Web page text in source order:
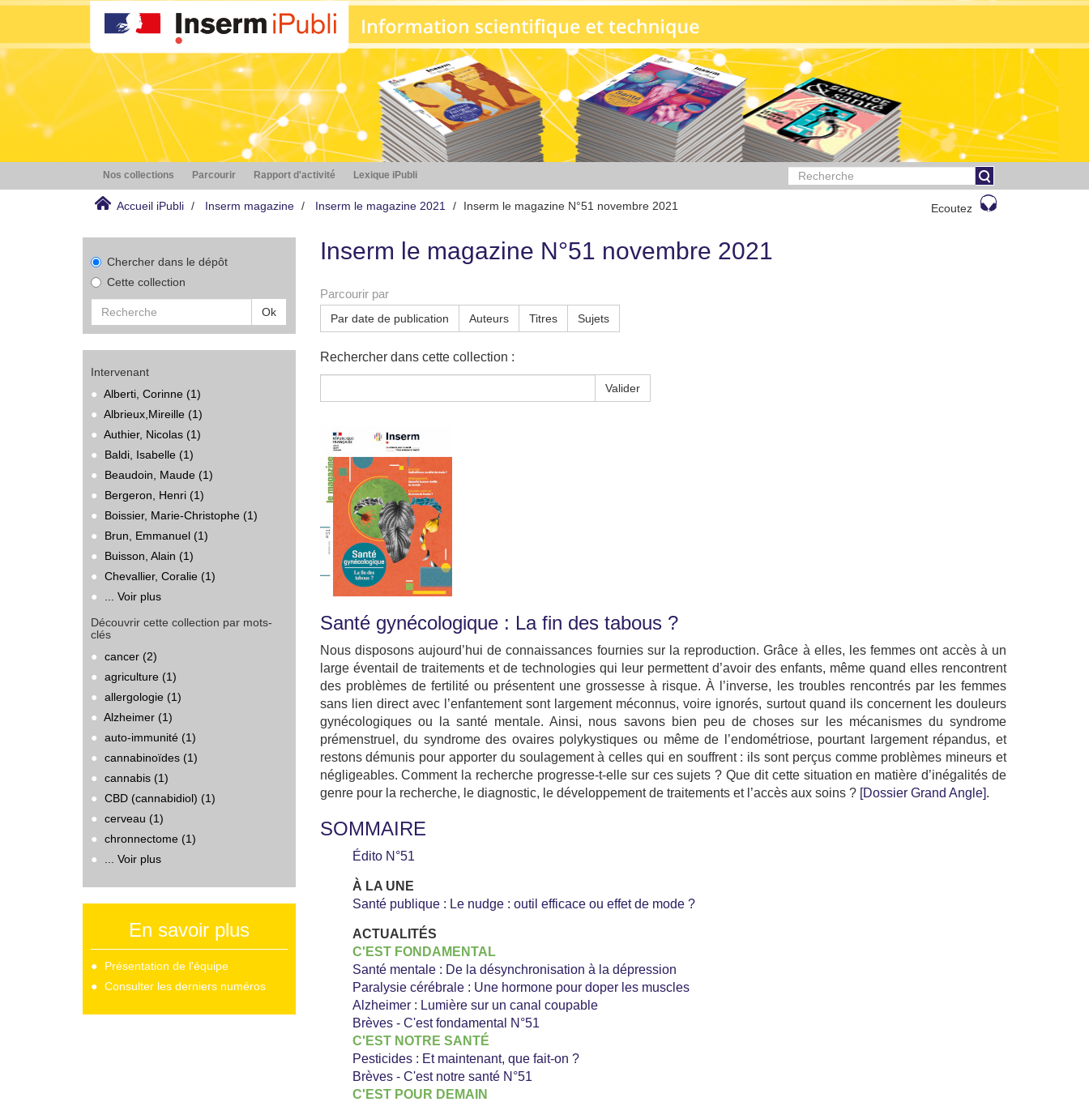
Nos collections Parcourir Rapport d'activité Lexique iPubli
Accueil iPubli Inserm magazine Inserm le magazine 2021 Inserm le magazine N°51 novembre 2021 Ecoutez
Chercher dans le dépôt
Cette collection
Ok
Intervenant
Alberti, Corinne (1)
Albrieux,Mireille (1)
Authier, Nicolas (1)
Baldi, Isabelle (1)
Beaudoin, Maude (1)
Bergeron, Henri (1)
Boissier, Marie-Christophe (1)
Brun, Emmanuel (1)
Buisson, Alain (1)
Chevallier, Coralie (1)
... Voir plus
Découvrir cette collection par mots-
clés
cancer (2)
agriculture (1)
allergologie (1)
Alzheimer (1)
auto-immunité (1)
cannabinoïdes (1)
cannabis (1)
CBD (cannabidiol) (1)
cerveau (1)
chronnectome (1)
... Voir plus
En savoir plus
Présentation de l'équipe
Consulter les derniers numéros
Inserm le magazine N°51 novembre 2021
Parcourir par
Par date de publication Auteurs Titres Sujets
Rechercher dans cette collection :
Valider
Santé gynécologique : La fin des tabous ?
Nous disposons aujourd’hui de connaissances fournies sur la reproduction. Grâce à elles, les femmes ont accès à un
large éventail de traitements et de technologies qui leur permettent d’avoir des enfants, même quand elles rencontrent
des problèmes de fertilité ou présentent une grossesse à risque. À l’inverse, les troubles rencontrés par les femmes
sans lien direct avec l’enfantement sont largement méconnus, voire ignorés, surtout quand ils concernent les douleurs
gynécologiques ou la santé mentale. Ainsi, nous savons bien peu de choses sur les mécanismes du syndrome
prémenstruel, du syndrome des ovaires polykystiques ou même de l’endométriose, pourtant largement répandus, et
restons démunis pour apporter du soulagement à celles qui en souffrent : ils sont perçus comme problèmes mineurs et
négligeables. Comment la recherche progresse-t-elle sur ces sujets ? Que dit cette situation en matière d’inégalités de
genre pour la recherche, le diagnostic, le développement de traitements et l’accès aux soins ? [Dossier Grand Angle].
SOMMAIRE
Édito N°51
À LA UNE
Santé publique : Le nudge : outil efficace ou effet de mode ?
ACTUALITÉS
C'EST FONDAMENTAL
Santé mentale : De la désynchronisation à la dépression
Paralysie cérébrale : Une hormone pour doper les muscles
Alzheimer : Lumière sur un canal coupable
Brèves - C'est fondamental N°51
C'EST NOTRE SANTÉ
Pesticides : Et maintenant, que fait-on ?
Brèves - C'est notre santé N°51
C'EST POUR DEMAIN